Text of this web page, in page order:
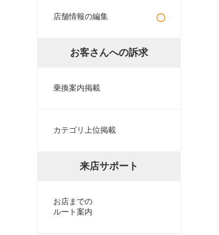
店舗情報の編集 ○
お客さんへの訴求
乗換案内掲載
カテゴリ上位掲載
来店サポート
お店までの
ルート案内